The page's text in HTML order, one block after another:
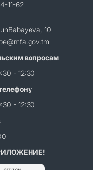
11-62
10
вопросам
- 12:30
- 12:30